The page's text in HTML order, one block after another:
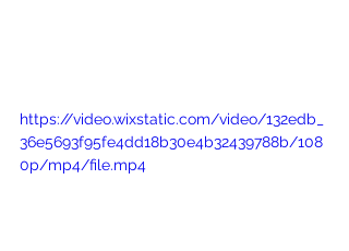
https://video.wixstatic.com/video/132edb_
36e5693f95fe4dd18b30e4b32439788b/108
0p/mp4/file.mp4